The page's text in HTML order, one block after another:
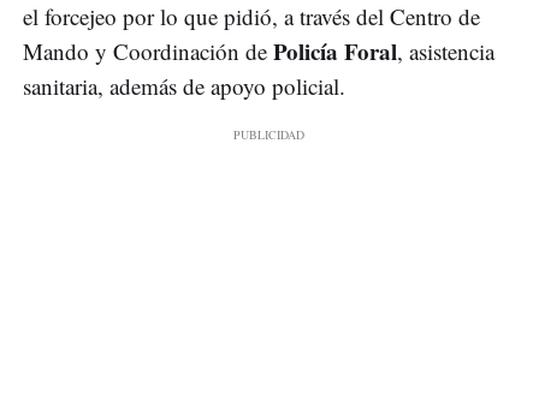
el forcejeo por lo que pidió, a través del Centro de
Mando y Coordinación de Policía Foral, asistencia
sanitaria, además de apoyo policial.